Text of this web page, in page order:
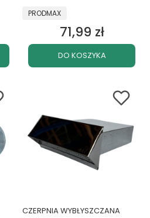
PRODUCENT
PRODMAX
Cena
71,99 zł
DO KOSZYKA
CZERPNIA WYBŁYSZCZANA